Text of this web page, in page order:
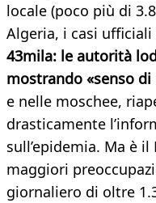
locale (poco più di
Algeria, i casi ufficiali
43mila: le autorità
mostrando «senso
e nelle moschee,
drasticamente
sull’epidemia. Ma è
maggiori
giornaliero di oltre